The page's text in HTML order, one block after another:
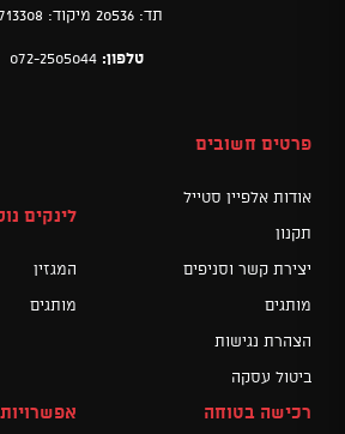
תד: 20536 מיקוד: 6713308
טלפון: 072-2505044
פרטים חשובים
אודות אלפיין סטייל
תקנון
יצירת קשר וסניפים
מותגים
הצהרת נגישות
ביטול עסקה
לינקים
המגזין
מותגים
רכישה בטוחה